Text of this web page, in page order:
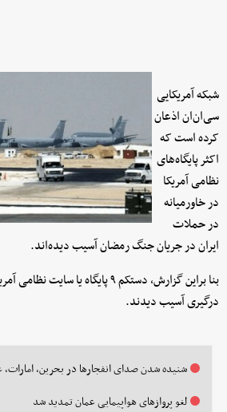
شبکه آمریکایی
سی‌ان‌ان اذعان
کرده است که
اکثر پایگاه‌های
نظامی آمریکا
در خاورمیانه
در حملات
ایران در جریان جنگ رمضان آسیب دیده‌اند.
درگیری آسیب دیدند.
شنیده شدن صدای انفجارها در بحرین،
لغو پروازهای هواپیمایی عمان تمدید شد